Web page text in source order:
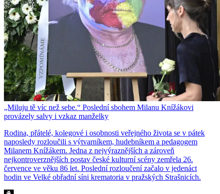
„Miluju tě víc než sebe.“ Poslední sbohem Milanu Knížákovi
provázely salvy i vzkaz manželky
Rodina, přátelé, kolegové i osobnosti veřejného života se v pátek
naposledy rozloučili s výtvarníkem, hudebníkem a pedagogem
Milanem Knížákem. Jedna z nejvýraznějších a zároveň
nejkontroverznějších postav české kulturní scény zemřela 26.
července ve věku 86 let. Poslední rozloučení začalo v jedenáct
hodin ve Velké obřadní síni krematoria v pražských Strašnicích.